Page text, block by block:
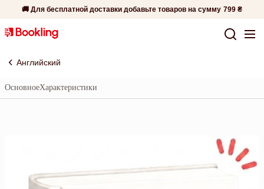
🚚 Для бесплатной доставки добавьте товаров на сумму 799 ₴
Английский
ОсновноеХарактеристики